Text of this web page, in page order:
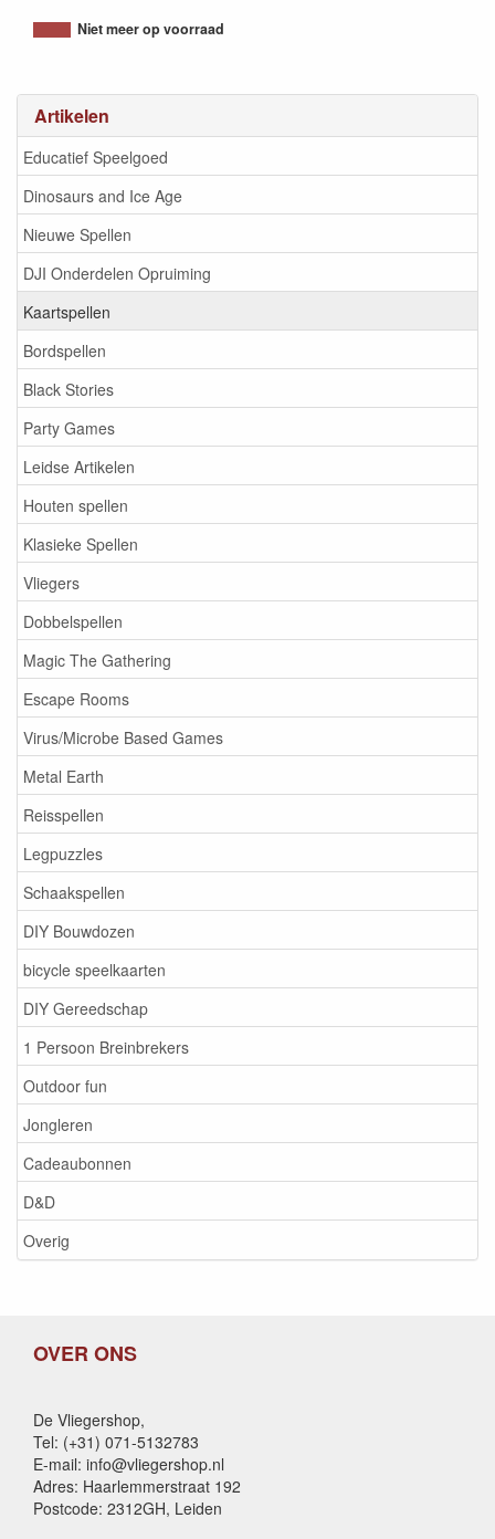
Artikelen
Educatief Speelgoed
Dinosaurs and Ice Age
Nieuwe Spellen
DJI Onderdelen Opruiming
Kaartspellen
Bordspellen
Black Stories
Party Games
Leidse Artikelen
Houten spellen
Klasieke Spellen
Vliegers
Dobbelspellen
Magic The Gathering
Escape Rooms
Virus/Microbe Based Games
Metal Earth
Reisspellen
Legpuzzles
Schaakspellen
DIY Bouwdozen
bicycle speelkaarten
DIY Gereedschap
1 Persoon Breinbrekers
Outdoor fun
Jongleren
Cadeaubonnen
D&D
Overig
857848004512
Niet meer op voorraad
OVER ONS
De Vliegershop,
Tel: (+31) 071-5132783
E-mail: info@vliegershop.nl
Adres: Haarlemmerstraat 192
Postcode: 2312GH, Leiden